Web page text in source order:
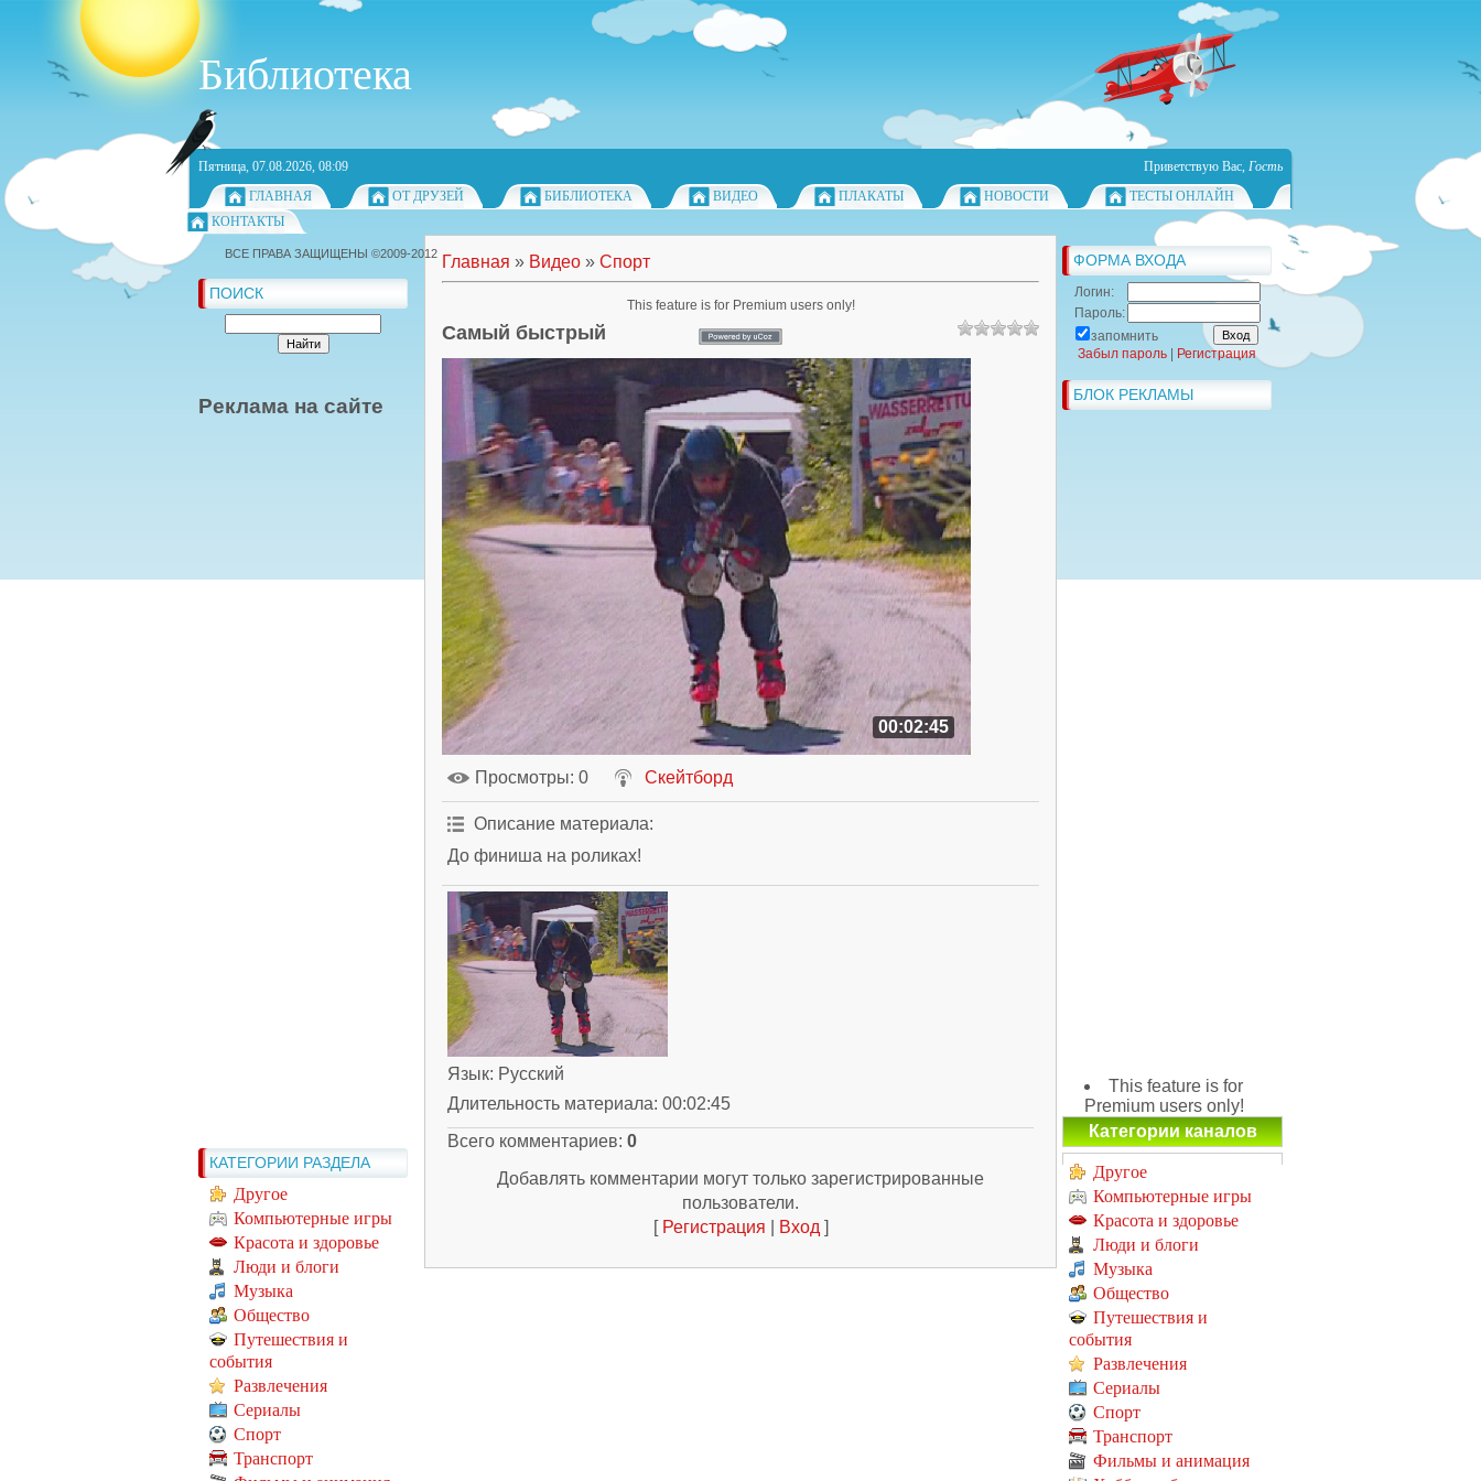
Библиотека
Пятница, 07.08.2026, 08:09 Приветствую Вас, Гость
ГЛАВНАЯ
ОТ ДРУЗЕЙ БИБЛИОТЕКА ВИДЕО ПЛАКАТЫ НОВОСТИ
ТЕСТЫ ОНЛАЙН
КОНТАКТЫ
ПОИСК
Реклама на сайте
КАТЕГОРИИ РАЗДЕЛА
Другое
Компьютерные игры
Красота и здоровье
Люди и блоги
Музыка
Общество
Путешествия и
события
Развлечения
Сериалы
Спорт
Транспорт
Главная » Видео » Спорт
Самый быстрый
00:02:45
Просмотры: 0 Скейтборд
Описание материала:
До финиша на роликах!
Язык: Русский
Длительность материала: 00:02:45
Всего комментариев: 0
Добавлять комментарии могут только зарегистрированные
пользователи.
[ Регистрация Вход ]
ФОРМА ВХОДА
Логин:
Пароль:
запомнить
Забыл пароль
Регистрация
БЛОК РЕКЛАМЫ
This feature is for
Premium users only!
Категории каналов
Другое
Компьютерные игры
Красота и здоровье
Люди и блоги
Музыка
Общество
Путешествия и
события
Развлечения
Сериалы
Спорт
Транспорт
Фильмы и анимация
ВСЕ ПРАВА ЗАЩИЩЕНЫ ©2009-2012
This feature is for Premium users only!